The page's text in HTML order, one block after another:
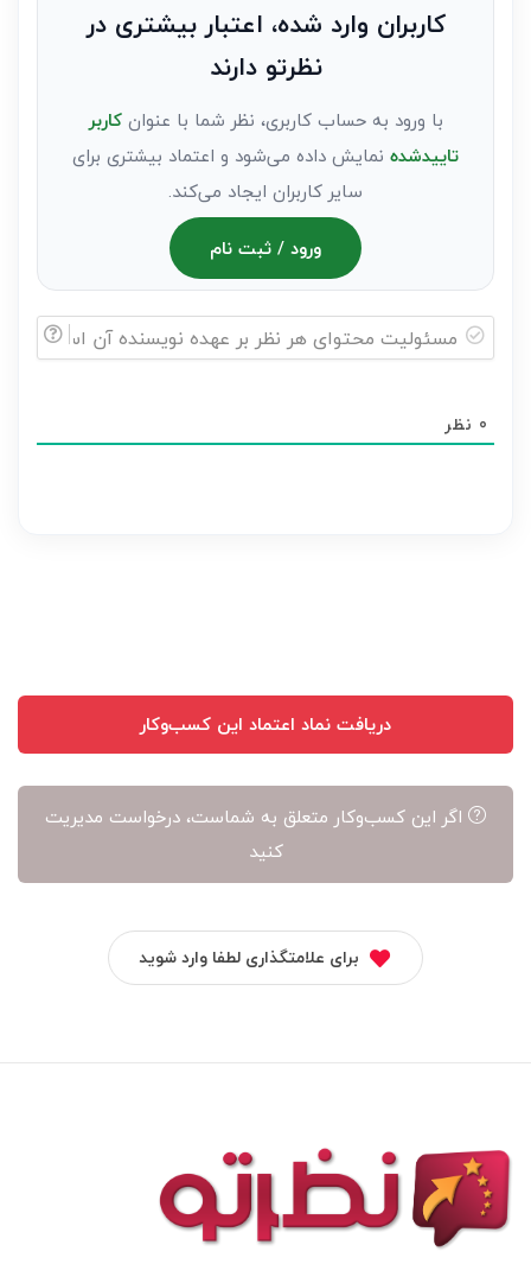
کاربران وارد شده، اعتبار بیشتری در
نظرتو دارند
با ورود به حساب کاربری، نظر شما با عنوانکاربر
تاییدشده نمایش داده می‌شود و اعتماد بیشتری برای
سایر کاربران ایجاد می‌کند.
ورود / ثبت نام
هر
0 نظر
دریافت نماد اعتماد این کسب‌وکار
اگر این کسب‌وکار متعلق به شماست، درخواست مدیریت
کنید
برای علامتگذاری لطفا وارد شوید